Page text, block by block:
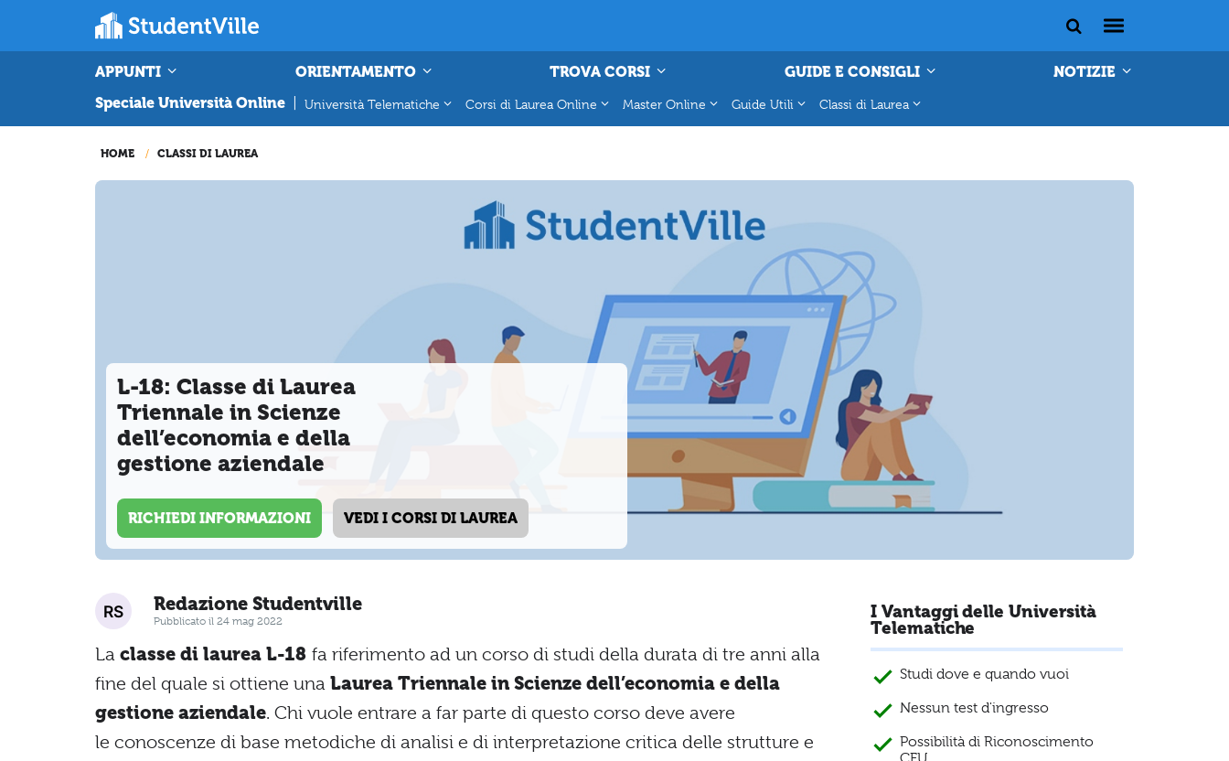
APPUNTI ORIENTAMENTO TROVA CORSI GUIDE E CONSIGLI
NOTIZIE
Speciale Università Online
Università Telematiche Corsi di Laurea Online Master Online Guide Utili Classi di Laurea
HOME CLASSI DI LAUREA
L-18: Classe di Laurea
Triennale in Scienze
dell’economia e della
gestione aziendale
RICHIEDI INFORMAZIONI VEDI I CORSI DI LAUREA
Redazione Studentville
Pubblicato il 24 mag 2022
La classe di laurea L-18 fa riferimento ad un corso di studi della durata di tre anni alla
fine del quale si ottiene una Laurea Triennale in Scienze dell’economia e della
gestione aziendale. Chi vuole entrare a far parte di questo corso deve avere
le conoscenze di base metodiche di analisi e di interpretazione critica delle strutture e
I Vantaggi delle Università
Telematiche
Studi dove e quando vuoi
Nessun test d'ingresso
Possibilità di Riconoscimento